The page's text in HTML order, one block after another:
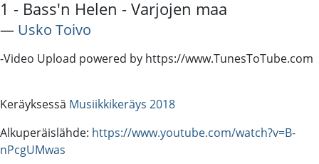
1 - Bass'n Helen - Varjojen maa
― Usko Toivo
-Video Upload powered by https://www.TunesToTube.com
Keräyksessä Musiikkikeräys 2018
Alkuperäislähde: https://www.youtube.com/watch?v=B-
nPcgUMwas